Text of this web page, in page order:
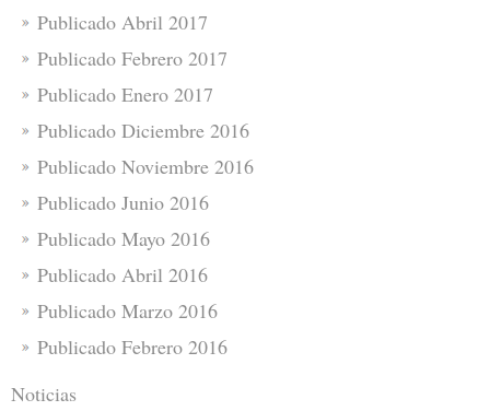
Publicado Abril 2017
Publicado Febrero 2017
Publicado Enero 2017
Publicado Diciembre 2016
Publicado Noviembre 2016
Publicado Junio 2016
Publicado Mayo 2016
Publicado Abril 2016
Publicado Marzo 2016
Publicado Febrero 2016
Noticias